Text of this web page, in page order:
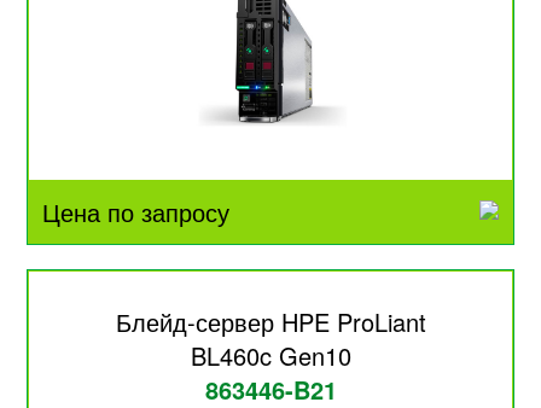
Цена по запросу
Блейд-сервер HPE ProLiant
BL460c Gen10
863446-B21